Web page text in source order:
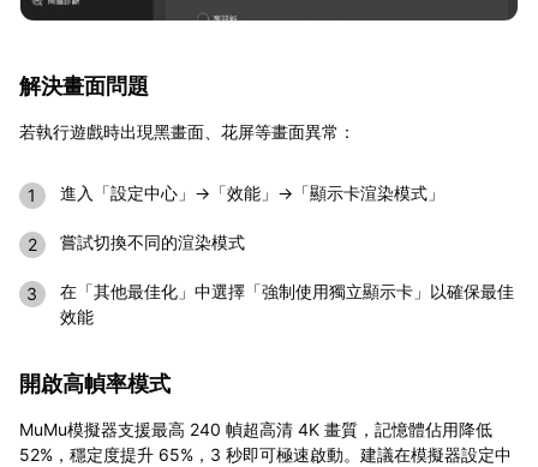
解決畫面問題
若執行遊戲時出現黑畫面、花屏等畫面異常：
進入「設定中心」→「效能」→「顯示卡渲染模式」
嘗試切換不同的渲染模式
在「其他最佳化」中選擇「強制使用獨立顯示卡」以確保最佳
效能
開啟高幀率模式
MuMu模擬器支援最高 240 幀超高清 4K 畫質，記憶體佔用降低
52%，穩定度提升 65%，3 秒即可極速啟動。建議在模擬器設定中